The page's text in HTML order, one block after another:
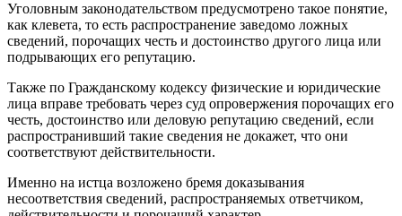
Уголовным законодательством предусмотрено такое понятие,
как клевета, то есть распространение заведомо ложных
сведений, порочащих честь и достоинство другого лица или
подрывающих его репутацию.
Также по Гражданскому кодексу физические и юридические
лица вправе требовать через суд опровержения порочащих его
честь, достоинство или деловую репутацию сведений, если
распространивший такие сведения не докажет, что они
соответствуют действительности.
Именно на истца возложено бремя доказывания
несоответствия сведений, распространяемых ответчиком,